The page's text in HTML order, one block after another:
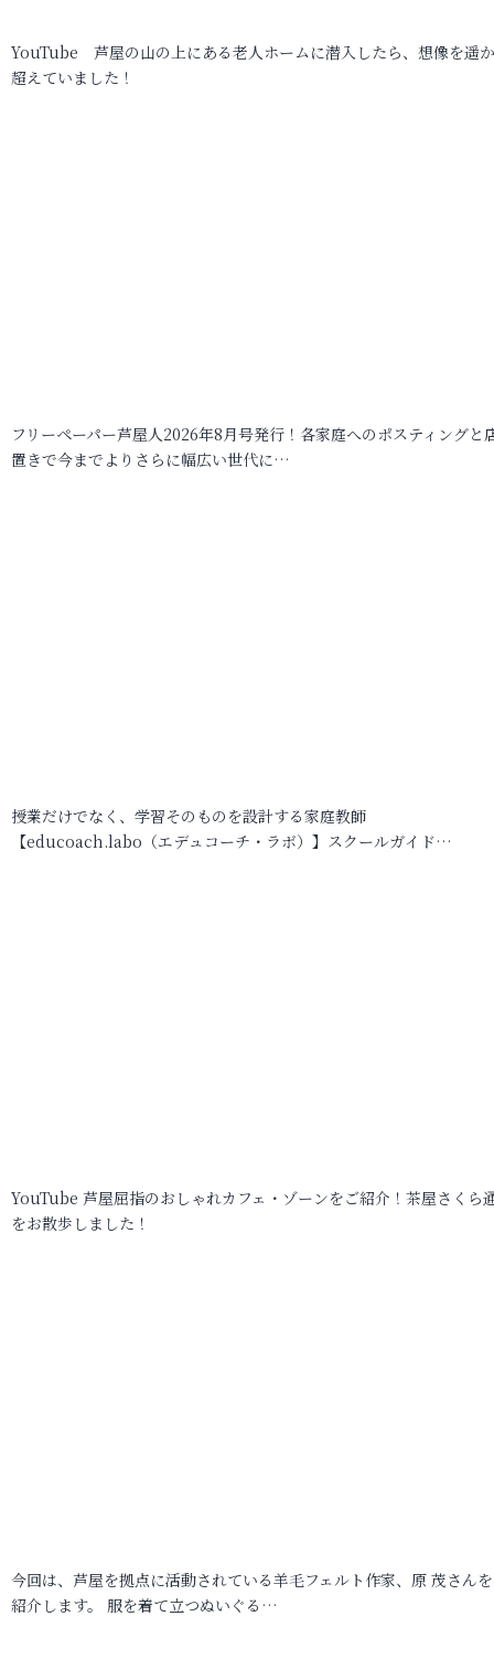
YouTube 芦屋の山の上にある老人ホームに潜入したら、想像を遥
超えていました！
フリーペーパー芦屋人2026年8月号発行！各家庭へのポスティングと
置きで今までよりさらに幅広い世代に…
授業だけでなく、学習そのものを設計する家庭教師
【educoach.labo（エデュコーチ・ラボ）】スクールガイド…
YouTube 芦屋屈指のおしゃれカフェ・ゾーンをご紹介！茶屋さくら
をお散歩しました！
今回は、芦屋を拠点に活動されている羊毛フェルト作家、原 茂さん
紹介します。 服を着て立つぬいぐる…